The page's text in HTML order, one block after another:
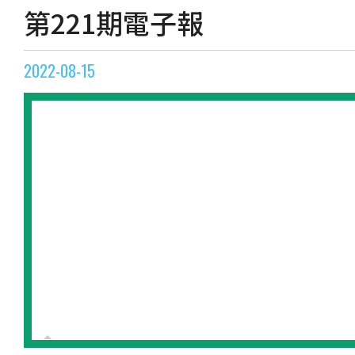
第221期電子報
2022-08-15